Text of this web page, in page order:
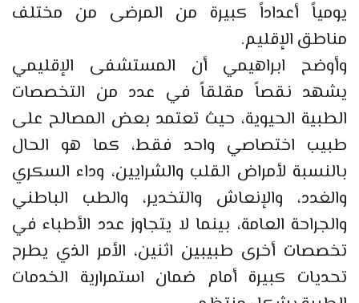
يومياً أعداداً كبيرة من المرضى من مختلف
مناطق الإقليم.
وأوضح ابراهيمي أن المستشفى الإقليمي
يشهد نقصاً مقلقاً في عدد من التخصصات
الطبية الحيوية، حيث تعتمد بعض المصالح على
طبيب اختصاصي واحد فقط، كما هو الحال
بالنسبة لأمراض القلب والشرايين، وداء السكري
والغدد، والإنعاش والتخدير، والطب الباطني
والجراحة العامة، بينما لا يتجاوز عدد الأطباء في
تخصصات أخرى طبيبين اثنين، الأمر الذي يطرح
تحديات كبيرة أمام ضمان استمرارية الخدمات